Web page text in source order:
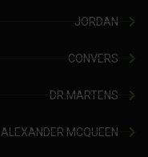
JORDAN
CONVERS
DR.MARTENS
ALEXANDER MCQUEEN